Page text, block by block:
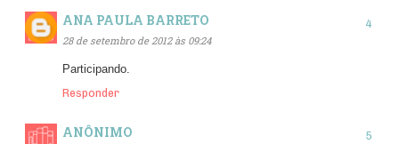
ANA PAULA BARRETO
28 de setembro de 2012 às 09:24
Participando.
Responder
ANÔNIMO